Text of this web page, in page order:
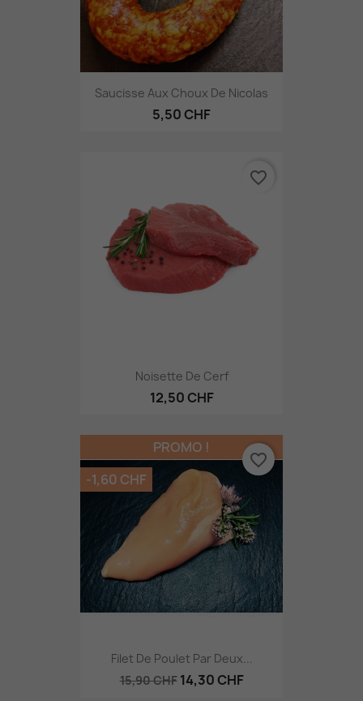
Saucisse Aux Choux De Nicolas
5,50 CHF
Noisette De Cerf
12,50 CHF
favorite_border
Filet De Poulet Par Deux...
15,90 CHF 14,30 CHF
PROMO !
-1,60 CHF
favorite_border